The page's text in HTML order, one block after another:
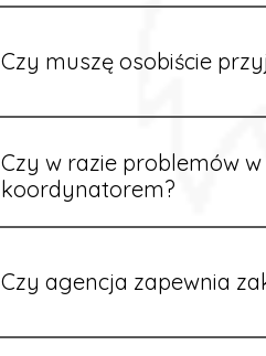
Tak, w wyjątkowych sytuacjach
Czy muszę osobiście
Tak, umowy podpisywane są
formalności są załatwione
Czy w razie problemów
koordynatorem?
Czy agencja zapewnia
Tak, nasi koordynatorzy dbają